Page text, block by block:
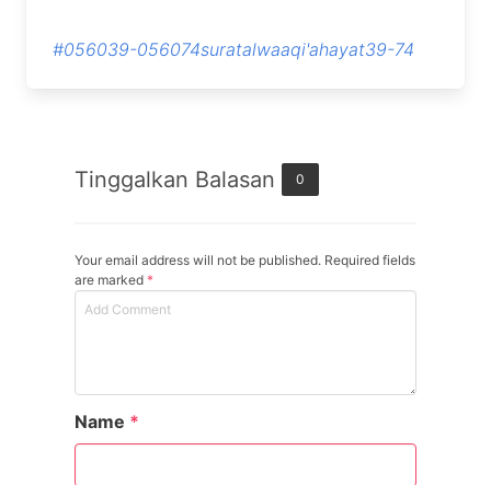
#056039-056074suratalwaaqi'ahayat39-74
Tinggalkan Balasan 0
Your email address will not be published. Required fields
are marked *
Name *